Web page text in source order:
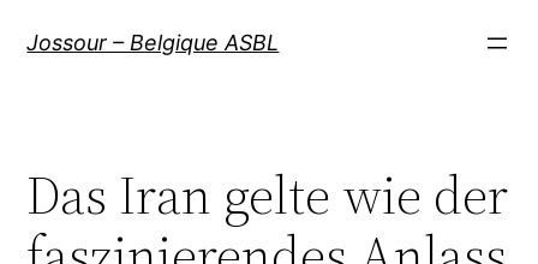
Jossour – Belgique ASBL
Das Iran gelte wie der